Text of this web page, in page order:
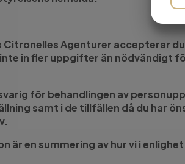
Citronelles Agenturer accepterar
in fler uppgifter än nödvändigt
för behandlingen av
samt i de tillfällen då du har
är en summering av hur vi i